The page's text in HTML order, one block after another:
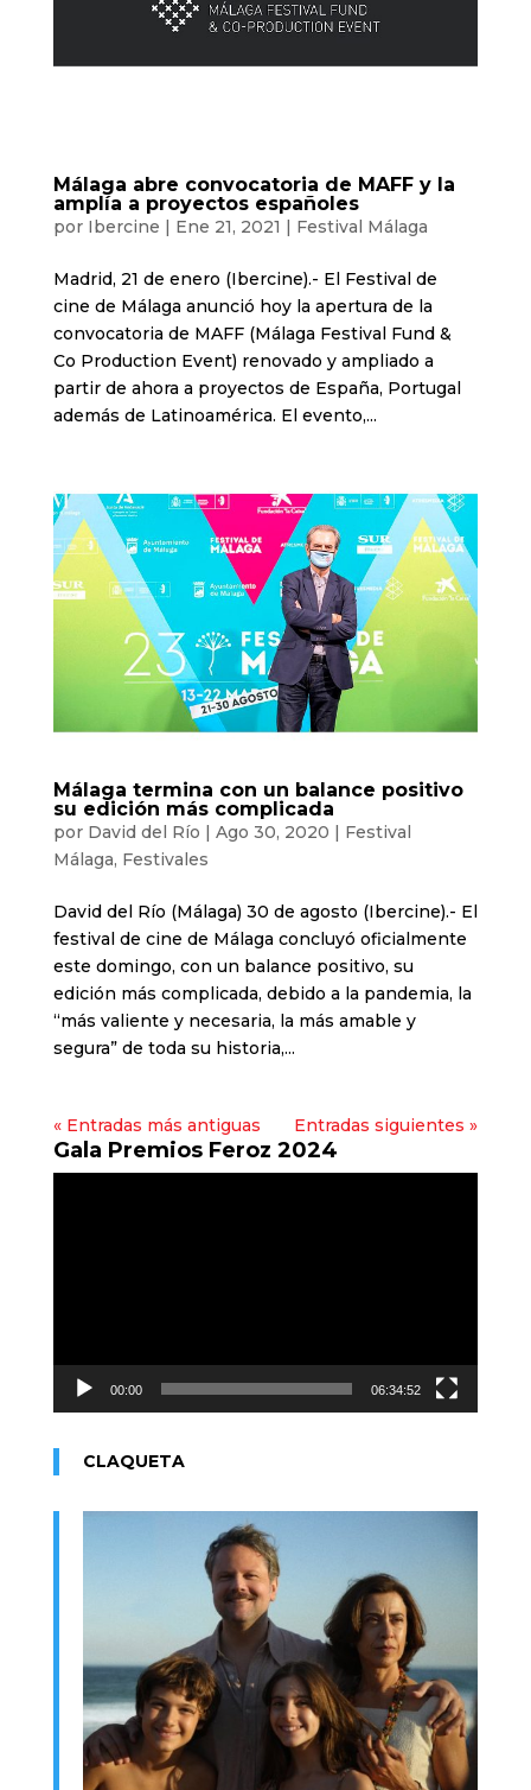
Málaga abre convocatoria de MAFF y la
amplía a proyectos españoles
por Ibercine | Ene 21, 2021 | Festival Málaga
Madrid, 21 de enero (Ibercine).- El Festival de
cine de Málaga anunció hoy la apertura de la
convocatoria de MAFF (Málaga Festival Fund &
Co Production Event) renovado y ampliado a
partir de ahora a proyectos de España, Portugal
además de Latinoamérica. El evento,...
Málaga termina con un balance positivo
su edición más complicada
por David del Río | Ago 30, 2020 | Festival
Málaga, Festivales
David del Río (Málaga) 30 de agosto (Ibercine).- El
festival de cine de Málaga concluyó oficialmente
este domingo, con un balance positivo, su
edición más complicada, debido a la pandemia, la
“más valiente y necesaria, la más amable y
segura” de toda su historia,...
« Entradas más antiguas Entradas siguientes »
Gala Premios Feroz 2024
00:00 06:34:52
CLAQUETA